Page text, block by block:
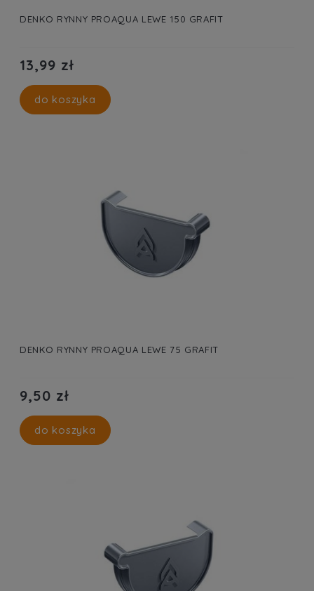
DENKO RYNNY PROAQUA LEWE 150 GRAFIT
13,99 zł
do koszyka
DENKO RYNNY PROAQUA LEWE 75 GRAFIT
9,50 zł
do koszyka